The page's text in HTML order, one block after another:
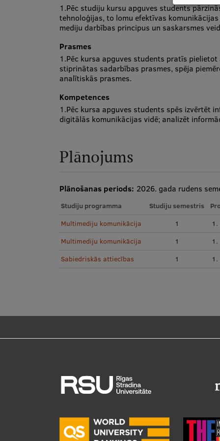
1.Pēc studiju kursu apguves students
tehnoloģijas, to lomu efektīvas
mediju darbības principus un saskarsmes
Prasmes
1.Pēc kursa apguves students pratīs
stiprinātas sadarbības prasmes, spēja
analītiskās prasmes.
Kompetences
1.Pēc kursa apguves students spēs izvērtēt
digitālās komunikācijas vidē; analizēt
Plānojums
Plānošanas periods: 2026. gada rudens
Studiju programma Studiju semestris
Multimediju komunikācija
1
Multimediju komunikācija
1
Sabiedriskās attiecības
1